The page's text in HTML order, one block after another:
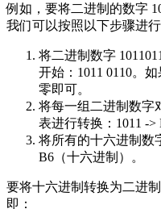
例如，要将二进制的数字
我们可以按照以下步骤进行
将二进制数字
开始：1011 0110。
零即可。
将每一组二进制数字
表进行转换：1011 ->
将所有的十六进制数
B6（十六进制）。
要将十六进制转换为二进
即：